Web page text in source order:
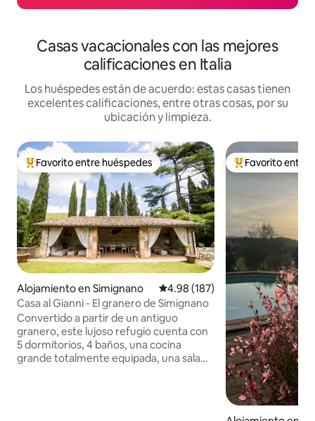
Casas vacacionales con las mejores
calificaciones en Italia
Los huéspedes están de acuerdo: estas casas tienen
excelentes calificaciones, entre otras cosas, por su
ubicación y limpieza.
Favorito entre huéspedes preferido
Favorito entre huéspedes
Alojamiento en Simignano Calificación promedio: 4.98 de
4.98 (187)
Casa al Gianni - El granero de Simignano
Convertido a partir de un antiguo
granero, este lujoso refugio cuenta con
5 dormitorios, 4 baños, una cocina
grande totalmente equipada, una sala
Favorito entre
Favorito entre